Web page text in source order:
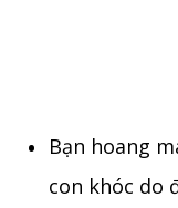
Bạn hoang
con khóc do